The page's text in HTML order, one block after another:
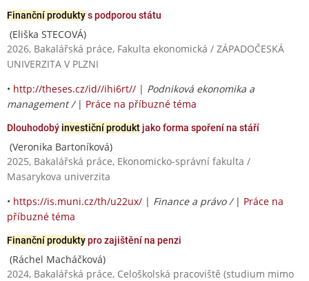
Finanční produktys podporou státu
(Eliška STECOVÁ)
2026, Bakalářská práce, Fakulta ekonomická / ZÁPADOČESKÁ
UNIVERZITA V PLZNI
• http://theses.cz/id//ihi6rt// | Podniková ekonomika a
management / | Práce na příbuzné téma
Dlouhodobý investiční produkt jako forma spoření na stáří
(Veronika Bartoníková)
2025, Bakalářská práce, Ekonomicko-správní fakulta /
Masarykova univerzita
• https://is.muni.cz/th/u22ux/ | Finance a právo / | Práce na
příbuzné téma
Finanční produktypro zajištění na penzi
(Ráchel Macháčková)
2024, Bakalářská práce, Celoškolská pracoviště (studium mimo